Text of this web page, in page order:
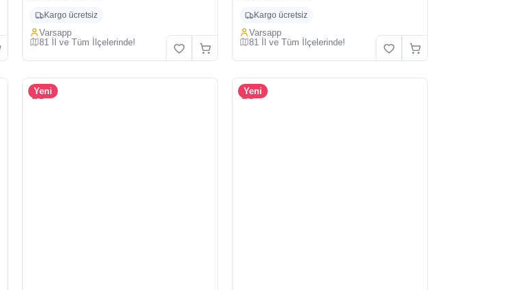
Kargo ücretsiz
Varsapp
81 İl ve Tüm İlçelerinde!
Kargo ücretsiz
Varsapp
81 İl ve Tüm İlçelerinde!
Yeni Yeni